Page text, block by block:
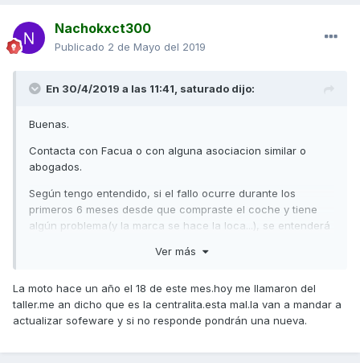
Nachokxct300
Publicado 2 de Mayo del 2019
En 30/4/2019 a las 11:41, saturado dijo:
Buenas.
Contacta con Facua o con alguna asociacion similar o
abogados.
Según tengo entendido, si el fallo ocurre durante los
primeros 6 meses desde que compraste el coche y tiene
algún problema(y la marca se hace la loca...), se entenderá
demostrar que ese fallo no existe para asi eximirse de su
nuevo.
Si pasan 6 meses tienes tu que demostrar que existe tal
Ver más
La moto hace un año el 18 de este mes.hoy me llamaron del
taller.me an dicho que es la centralita.esta mal.la van a mandar a
actualizar sofeware y si no responde pondrán una nueva.